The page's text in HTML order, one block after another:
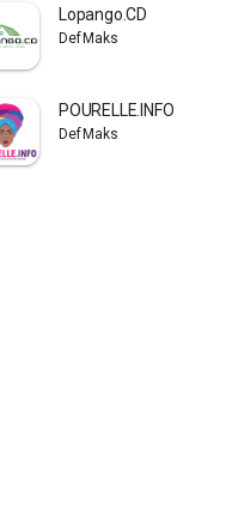
Lopango.CD
DefMaks
POURELLE.INFO
DefMaks